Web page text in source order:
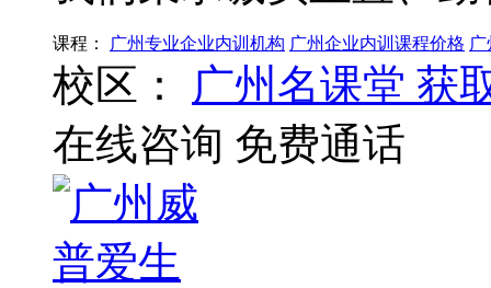
课程： 广州专业企业内训机构 广州企业内训课程价格
校区： 广州名课堂 获
在线咨询 免费通话